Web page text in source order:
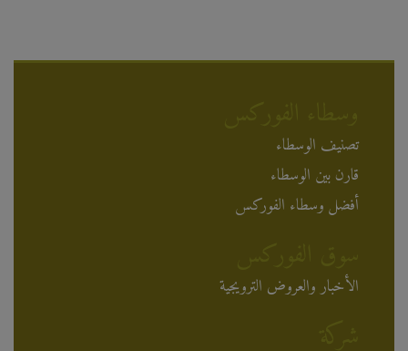
تصنيف الوسطاء
قارن بين الوسطاء
أفضل وسطاء الفوركس
الأخبار والعروض الترويجية